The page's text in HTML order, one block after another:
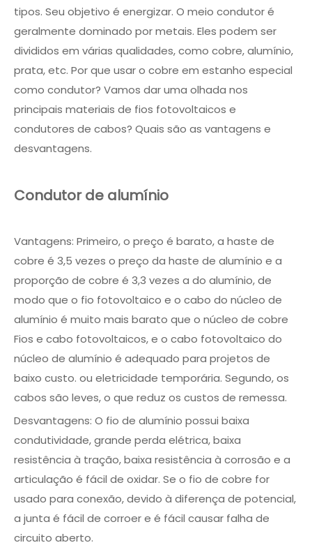
tipos. Seu objetivo é energizar. O meio condutor é
geralmente dominado por metais. Eles podem ser
divididos em várias qualidades, como cobre, alumínio,
prata, etc. Por que usar o cobre em estanho especial
como condutor? Vamos dar uma olhada nos
principais materiais de fios fotovoltaicos e
condutores de cabos? Quais são as vantagens e
desvantagens.
Condutor de alumínio
Vantagens: Primeiro, o preço é barato, a haste de
cobre é 3,5 vezes o preço da haste de alumínio e a
proporção de cobre é 3,3 vezes a do alumínio, de
modo que o fio fotovoltaico e o cabo do núcleo de
alumínio é muito mais barato que o núcleo de cobre
Fios e cabo fotovoltaicos, e o cabo fotovoltaico do
núcleo de alumínio é adequado para projetos de
baixo custo. ou eletricidade temporária. Segundo, os
cabos são leves, o que reduz os custos de remessa.
Desvantagens: O fio de alumínio possui baixa
condutividade, grande perda elétrica, baixa
resistência à tração, baixa resistência à corrosão e a
articulação é fácil de oxidar. Se o fio de cobre for
usado para conexão, devido à diferença de potencial,
a junta é fácil de corroer e é fácil causar falha de
circuito aberto.